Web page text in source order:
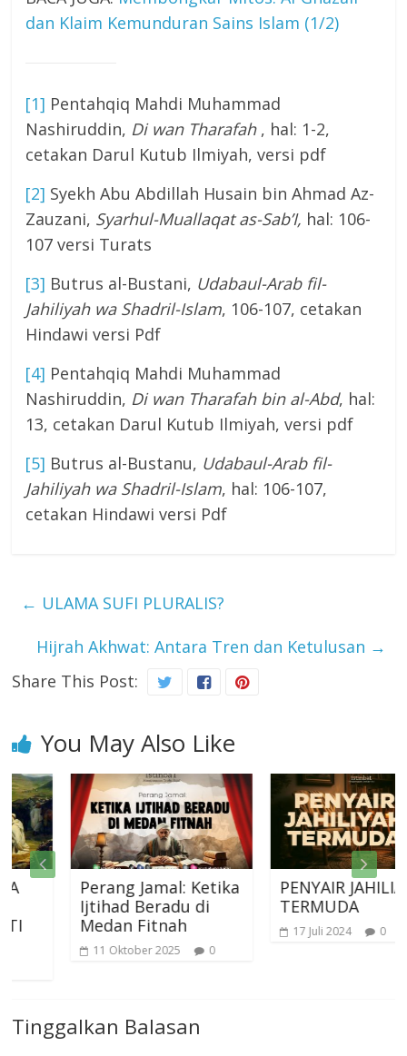
dan Klaim Kemunduran Sains Islam (1/2)
[1] Pentahqiq Mahdi Muhammad
Nashiruddin, Di wan Tharafah , hal: 1-2,
cetakan Darul Kutub Ilmiyah, versi pdf
[2] Syekh Abu Abdillah Husain bin Ahmad Az-
Zauzani, Syarhul-Muallaqat as-Sab’I, hal: 106-
107 versi Turats
[3] Butrus al-Bustani, Udabaul-Arab fil-
Jahiliyah wa Shadril-Islam, 106-107, cetakan
Hindawi versi Pdf
[4] Pentahqiq Mahdi Muhammad
Nashiruddin, Di wan Tharafah bin al-Abd, hal:
13, cetakan Darul Kutub Ilmiyah, versi pdf
[5] Butrus al-Bustanu, Udabaul-Arab fil-
Jahiliyah wa Shadril-Islam, hal: 106-107,
cetakan Hindawi versi Pdf
← ULAMA SUFI PLURALIS?
Hijrah Akhwat: Antara Tren dan Ketulusan →
Share This Post:
You May Also Like
Perang Jamal: Ketika
Ijtihad Beradu di
Medan Fitnah
11 Oktober 2025 0
PENYAIR JAHILIAH
TERMUDA
17 Juli 2024 0
Tinggalkan Balasan